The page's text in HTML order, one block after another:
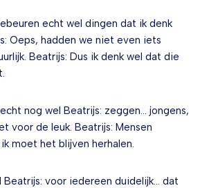
echt wel dingen dat ik denk
Oeps, hadden we niet even iets
Beatrijs: Dus ik denk wel dat die
nog wel Beatrijs: zeggen… jongens,
voor de leuk. Beatrijs: Mensen
moet het blijven herhalen.
voor iedereen duidelijk… dat